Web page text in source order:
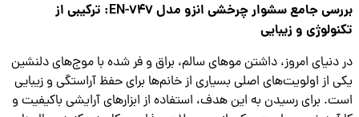
بررسی جامع سشوار چرخشی انزو مدل EN-747: ترکیبی از
و زیبایی
امروز، داشتن موهای سالم، براق و فر شده با موج‌های دلنشین
از اولویت‌های اصلی بسیاری از خانم‌ها برای حفظ آراستگی و زیبایی
برای رسیدن به این هدف، استفاده از ابزارهای آرایشی باکیفیت و